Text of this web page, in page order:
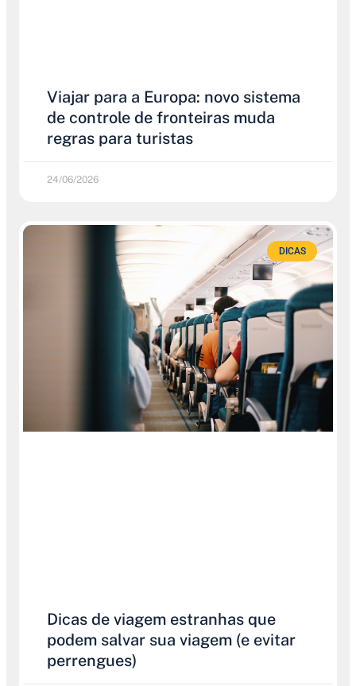
Viajar para a Europa: novo sistema
de controle de fronteiras muda
regras para turistas
24/06/2026
DICAS
Dicas de viagem estranhas que
podem salvar sua viagem (e evitar
perrengues)